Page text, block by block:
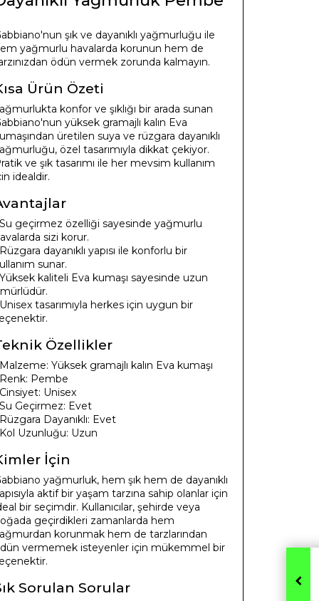
şık ve dayanıklı yağmurluğu ile
yağmurlu havalarda korunun hem de
ödün vermek zorunda kalmayın.
Ürün Özeti
konfor ve şıklığı bir arada sunan
yüksek gramajlı kalın Eva
üretilen suya ve rüzgara dayanıklı
özel tasarımıyla dikkat çekiyor.
ve şık tasarımı ile her mevsim kullanım
idealdir.
Su geçirmez özelliği sayesinde yağmurlu
sizi korur.
Rüzgara dayanıklı yapısı ile konforlu bir
sunar.
Yüksek kaliteli Eva kumaşı sayesinde uzun
Unisex tasarımıyla herkes için uygun bir
Özellikler
Malzeme: Yüksek gramajlı kalın Eva kumaşı
Renk: Pembe
Cinsiyet: Unisex
Su Geçirmez: Evet
Rüzgara Dayanıklı: Evet
Kol Uzunluğu: Uzun
İçin
yağmurluk, hem şık hem de dayanıklı
aktif bir yaşam tarzına sahip olanlar için
bir seçimdir. Kullanıcılar, şehirde veya
geçirdikleri zamanlarda hem
korunmak hem de tarzlarından
vermemek isteyenler için mükemmel bir
Sorulan Sorular